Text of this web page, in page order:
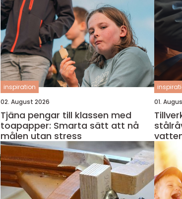
inspiration
02. August 2026
Tjäna pengar till klassen med
toapapper: Smarta sätt att nå
målen utan stress
01.